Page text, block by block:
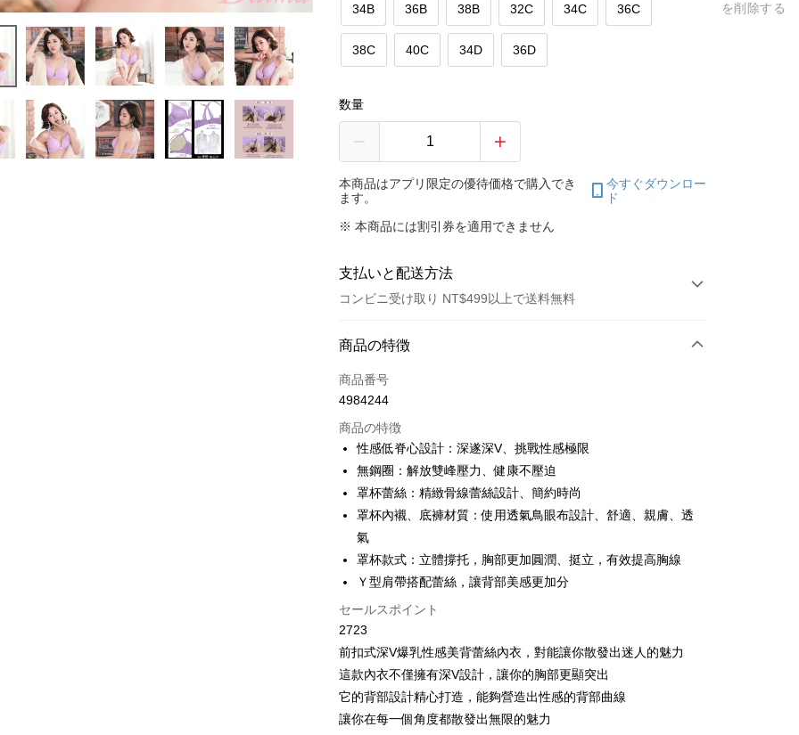
34B 36B 38B 32C 34C 36C
38C 40C 34D 36D
数量
本商品はアプリ限定の優待価格で購入でき
ます。
今すぐダウンロー
ド
※ 本商品には割引券を適用できません
支払いと配送方法
コンビニ受け取り NT$499以上で送料無料
お支払い方法
クレジットカード1回払い
コンビニ店頭代金引換
LINE Pay
Apple Pay
JKOPAY
Easy Wallet
Plus Pay
OP Pay Later
説明
【OP Pay Later 使用説明】
1. 本サービスは台湾大哥大によって提供され、台湾大哥大のユーザーは
追加の申請なしで即時に利用可能です。
2. 支払い方法で「OP Pay Later」を選択すると、注文が成立した後に自
払いの回数や支払い期限を選択し、支払いを確認すると取引が完了しま
AFTEE代金後払い
説明
一、 AFTEE代金後払いについて
1.お支払い方法でAFTEE代金後払いを選択すると、携帯電話認証ウィン
ドウが表示されます。
商品の特徴
商品番号
4984244
商品の特徴
性感低脊心設計：深遂深V、挑戰性感極限
無鋼圈：解放雙峰壓力、健康不壓迫
罩杯蕾絲：精緻骨線蕾絲設計、簡約時尚
罩杯內襯、底褲材質：使用透氣鳥眼布設計、舒適、親膚、透
氣
罩杯款式：立體撐托，胸部更加圓潤、挺立，有效提高胸線
Ｙ型肩帶搭配蕾絲，讓背部美感更加分
セールスポイント
2723
前扣式深V爆乳性感美背蕾絲內衣，對能讓你散發出迷人的魅力
這款內衣不僅擁有深V設計，讓你的胸部更顯突出
它的背部設計精心打造，能夠營造出性感的背部曲線
讓你在每一個角度都散發出無限的魅力
を削除する